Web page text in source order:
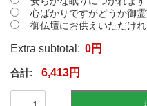
心ばかりですがどうか御
御仏壇にお供えいただけ
Extra subtotal: 0円
6,413円
【お